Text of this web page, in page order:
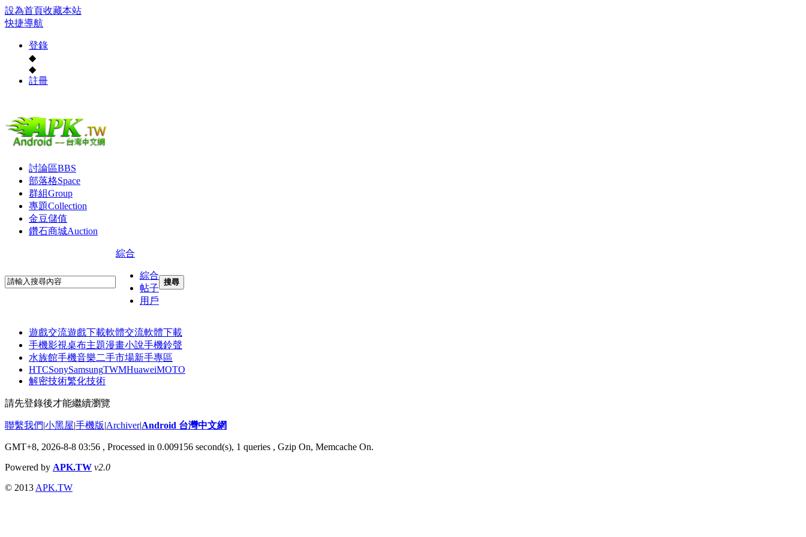
設為首頁收藏本站
快捷導航
登錄
◆
◆
註冊
討論區BBS
部落格Space
群組Group
專題Collection
金豆儲值
鑽石商城Auction
綜合
綜合
帖子
用戶
搜尋
遊戲交流遊戲下載軟體交流軟體下載
手機影視桌布主題漫畫小說手機鈴聲
水族館手機音樂二手市場新手專區
HTCSonySamsungTWMHuaweiMOTO
解密技術繁化技術
請先登錄後才能繼續瀏覽
聯繫我們|小黑屋|手機版|Archiver|Android 台灣中文網
GMT+8, 2026-8-8 03:56 , Processed in 0.009156 second(s), 1 queries , Gzip On, Memcache On.
Powered by APK.TW v2.0
© 2013 APK.TW